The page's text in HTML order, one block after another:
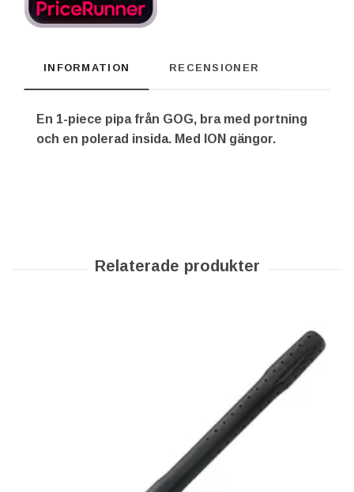
INFORMATION RECENSIONER
En 1-piece pipa från GOG, bra med portning
och en polerad insida. Med ION gängor.